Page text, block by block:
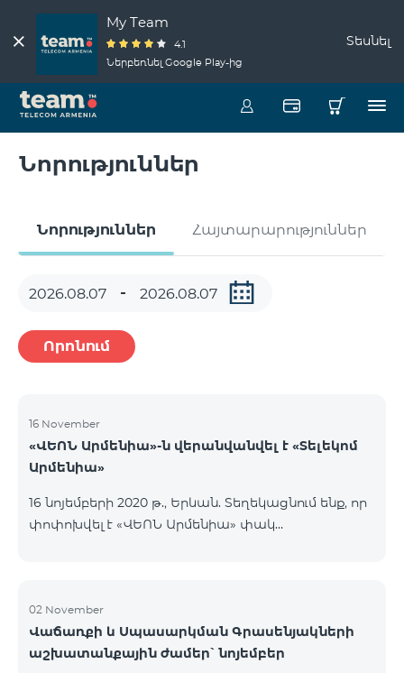
My Team
4.1
Ներբեռնել Google Play-ից
Տեսնել
Նորություններ
Նորություններ Հայտարարություններ
Որոնում
16 November
«ՎԵՈՆ Արմենիա»-ն վերանվանվել է «Տելեկոմ
Արմենիա»
16 նոյեմբերի 2020 թ., Երևան. Տեղեկացնում ենք, որ
փոփոխվել է «ՎԵՈՆ Արմենիա» փակ
ընկերություն։ Անվանափոխությունը պետական
գրանցում է ստացել 2020 թ. նոյեմբերի 16-ին։
Կատարված փոփոխությունը որևէ կերպ չի
02 November
Վաճառքի և Սպասարկման Գրասենյակների
աշխատանքային ժամեր՝ նոյեմբեր